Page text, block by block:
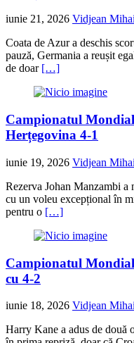
iunie 21, 2026 Vidjean Mihai
Coata de Azur a deschis
pauză, Germania a reușit
de doar […]
Campionatul
Herțegovina 4-1
iunie 19, 2026 Vidjean Mihai
Rezerva Johan Manzambi
cu un voleu excepțional în
pentru o […]
Campionatul
cu 4-2
iunie 18, 2026 Vidjean Mihai
Harry Kane a adus de două